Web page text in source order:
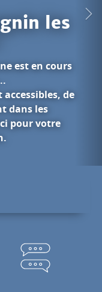
gorges du
la rivière de